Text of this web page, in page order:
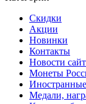
Скидки
Акции
Новинки
Контакты
Новости
Монеты
Медали,